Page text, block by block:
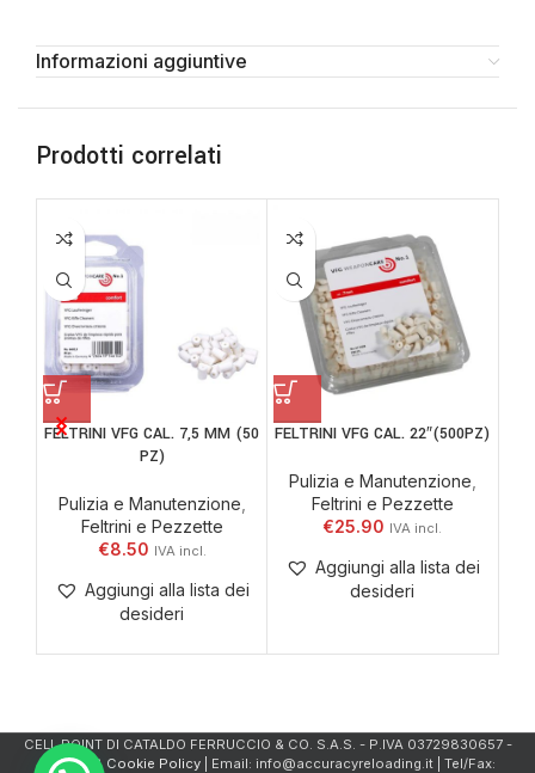
Informazioni aggiuntive
Prodotti correlati
FELTRINI VFG CAL. 7,5 MM (50
PZ)
Pulizia e Manutenzione
Feltrini e Pezzette
€8.50
Aggiungi alla lista dei
desideri
FELTRINI VFG CAL. 22″(500PZ)
Pulizia e Manutenzione
Feltrini e Pezzette
€25.90
Aggiungi alla lista dei
desideri
CELL.POINT DI CATALDO FERRUCCIO & CO. S.A.S. - P.IVA 03729830657 -
Privacy & Cookie Policy| Email: info@accuracyreloading.it | Tel/Fax: